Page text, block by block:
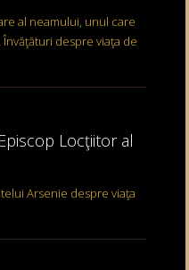
al neamului, unul care
despre viaţa de
Locţiitor al
Arsenie despre viaţa